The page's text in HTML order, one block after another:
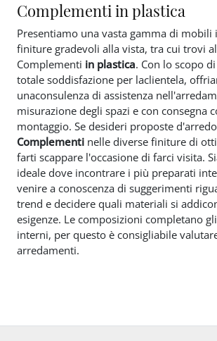
Complementi in plastica
Presentiamo una vasta gamma di mobili
finiture gradevoli alla vista, tra cui trovi
Complementi in plastica. Con lo scopo
totale soddisfazione per laclientela,
unaconsulenza di assistenza
misurazione degli spazi e con consegna
montaggio. Se desideri proposte
Complementi nelle diverse finiture di
farti scappare l'occasione di farci visita.
ideale dove incontrare i più preparati
venire a conoscenza di suggerimenti
trend e decidere quali materiali si
esigenze. Le composizioni completano
interni, per questo è consigliabile
arredamenti.